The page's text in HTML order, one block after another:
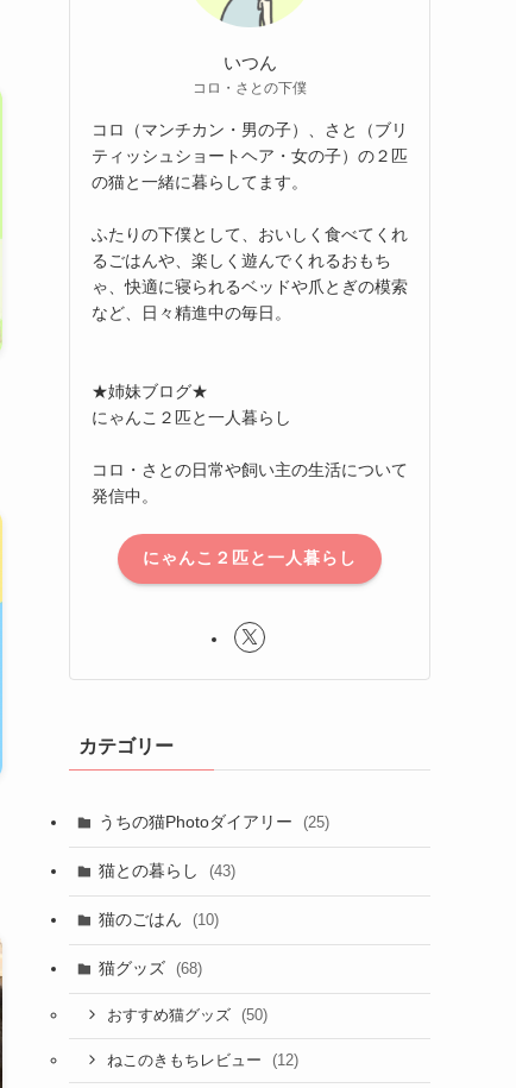
いつん
コロ・さとの下僕
コロ（マンチカン・男の子）、さと（ブリ
ティッシュショートヘア・女の子）の２匹
の猫と一緒に暮らしてます。
ふたりの下僕として、おいしく食べてくれ
るごはんや、楽しく遊んでくれるおもち
ゃ、快適に寝られるベッドや爪とぎの模索
など、日々精進中の毎日。
★姉妹ブログ★
にゃんこ２匹と一人暮らし
コロ・さとの日常や飼い主の生活について
発信中。
にゃんこ２匹と一人暮らし
カテゴリー
うちの猫Photoダイアリー (25)
猫との暮らし (43)
猫のごはん (10)
猫グッズ (68)
おすすめ猫グッズ (50)
ねこのきもちレビュー (12)